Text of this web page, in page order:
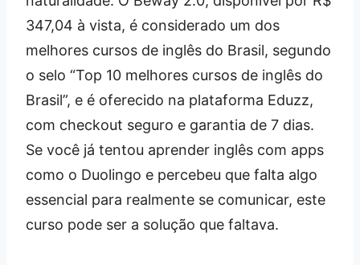
347,04 à vista, é considerado um dos
melhores cursos de inglês do Brasil, segundo
o selo “Top 10 melhores cursos de inglês do
Brasil”, e é oferecido na plataforma Eduzz,
com checkout seguro e garantia de 7 dias.
Se você já tentou aprender inglês com apps
como o Duolingo e percebeu que falta algo
essencial para realmente se comunicar, este
curso pode ser a solução que faltava.